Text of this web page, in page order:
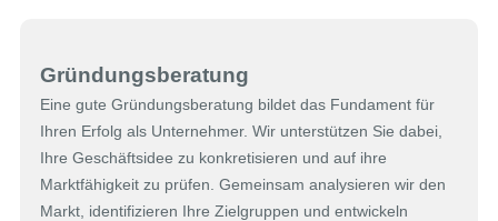
Gründungsberatung
Eine gute Gründungsberatung bildet das Fundament für
Ihren Erfolg als Unternehmer. Wir unterstützen Sie dabei,
Ihre Geschäftsidee zu konkretisieren und auf ihre
Marktfähigkeit zu prüfen. Gemeinsam analysieren wir den
Markt, identifizieren Ihre Zielgruppen und entwickeln